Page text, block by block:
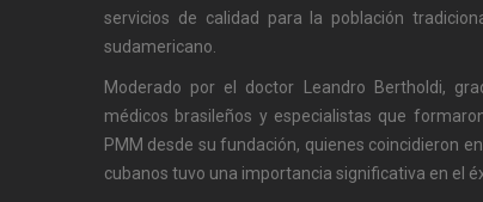
servicios de calidad para la población
sudamericano.
Moderado por el doctor Leandro Bertholdi,
médicos brasileños y especialistas que
PMM desde su fundación, quienes coincidieron
cubanos tuvo una importancia significativa en el